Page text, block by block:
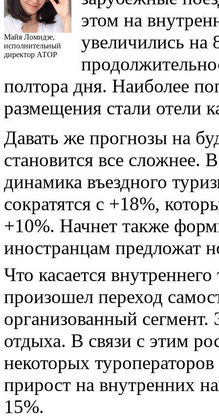
Майя Ломидзе,
исполнительный
директор АТОР
этом на
увеличились на
полтора дня. Наиболее
размещения стали отели
Давать же прогнозы на
становится все сложнее.
динамика въездного
сократятся с +18%,
+10%. Начнет также
иностранцам предложат
Что касается
произошел переход
организованный сегмент.
отдыха. В связи с этим
некоторых
прирост на внутренних
15%.